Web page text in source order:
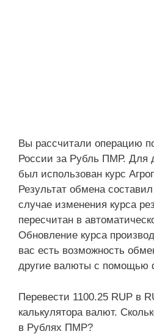
Вы рассчитали операцию
России за Рубль ПМР. Для
был использован курс
Результат обмена
случае изменения курса
пересчитан в
Обновление курса
вас есть возможность
другие валюты с помощью
Перевести 1100.25 RUP в
калькулятора валют.
в Рублях ПМР?